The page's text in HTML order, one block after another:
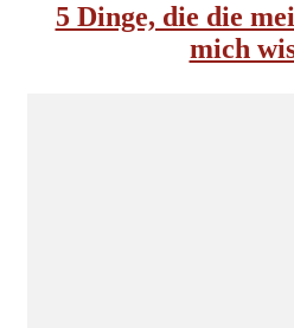
5 Dinge, die die
mich